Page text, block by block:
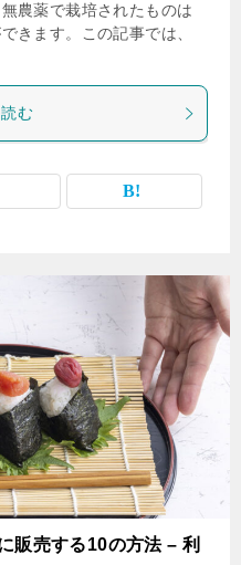
農薬で栽培されたものは
きます。この記事では、
む
販売する10の方法 – 利